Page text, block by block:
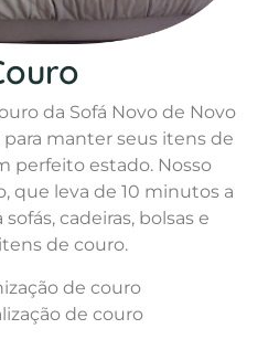
da Sofá Novo de Novo
manter seus itens de
perfeito estado. Nosso
que leva de 10 minutos a
sofás, cadeiras, bolsas e
de couro.
de couro
de couro